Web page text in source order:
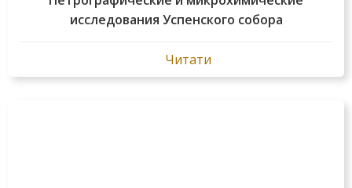
исследования Успенского собора
Читати